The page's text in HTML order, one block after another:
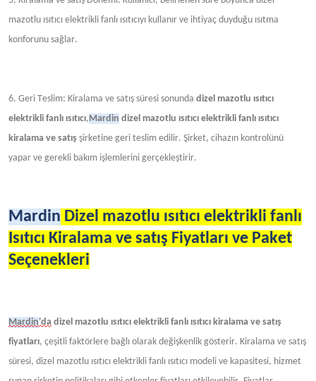
mazotlu ısıtıcı elektrikli fanlı ısıtıcıyı kullanır ve ihtiyaç duyduğu ısıtma
konforunu sağlar.
6. Geri Teslim: Kiralama ve satış süresi sonunda dizel mazotlu ısıtıcı
elektrikli fanlı ısıtıcı,Mardin dizel mazotlu ısıtıcı elektrikli fanlı ısıtıcı
kiralama ve satış şirketine geri teslim edilir. Şirket, cihazın kontrolünü
yapar ve gerekli bakım işlemlerini gerçekleştirir.
Mardin Dizel mazotlu ısıtıcı elektrikli fanlı
Isıtıcı Kiralama ve satış Fiyatları ve Paket
Seçenekleri
Mardin'da dizel mazotlu ısıtıcı elektrikli fanlı ısıtıcı kiralama ve satış
fiyatları, çeşitli faktörlere bağlı olarak değişkenlik gösterir. Kiralama ve satış
süresi, dizel mazotlu ısıtıcı elektrikli fanlı ısıtıcı modeli ve kapasitesi, hizmet